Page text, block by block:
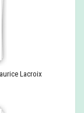
Lacroix